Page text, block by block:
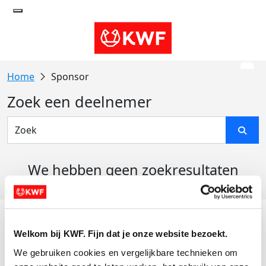
Welkom bij KWF. Fijn dat je onze website bezoekt.
We gebruiken cookies en vergelijkbare technieken om
Sponsor
Zoek een deelnemer
We hebben geen zoekresultaten
Actiematerialen
Evenementen